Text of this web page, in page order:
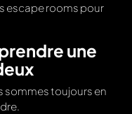
escape rooms pour
une
sommes toujours en